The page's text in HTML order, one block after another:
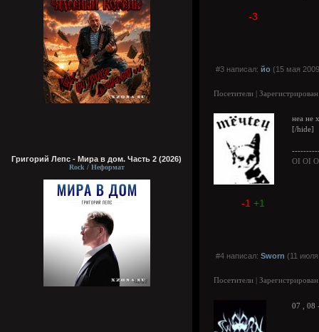
Григорий Лепс - Мира в дом. Часть 2 (2026)
Rock / Неформат
-3
#3 написал: йо (15 мая
Посетители |
неа не
[/hide]
OI OI
-1 +1
#4 написал: Sworn (11
Посетители |
07 , 08